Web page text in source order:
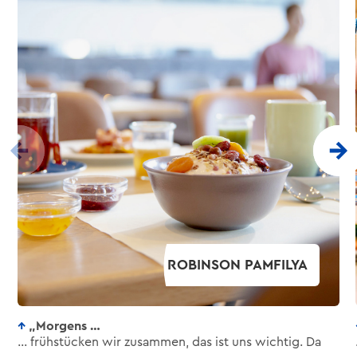
„Morgens …
… frühstücken wir zusammen, das ist uns wichtig. Da